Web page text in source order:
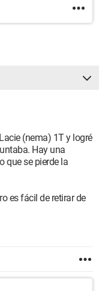
(nema) 1T y logré
Hay una
que se pierde la
es fácil de retirar de